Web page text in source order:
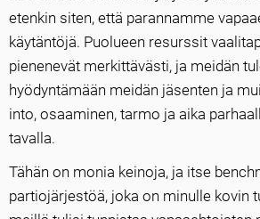
etenkin siten, että parannamme
käytäntöjä. Puolueen resurssit
pienenevät merkittävästi, ja meidän
hyödyntämään meidän jäsenten ja
into, osaaminen, tarmo ja aika
tavalla.
Tähän on monia keinoja, ja itse
partiojärjestöä, joka on minulle kovin